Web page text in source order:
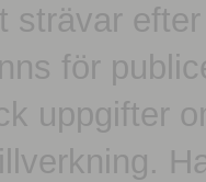
strävar
för
uppgifter